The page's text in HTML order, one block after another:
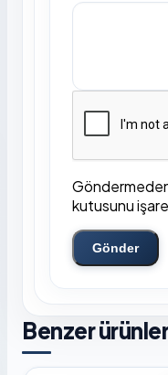
kutusunu
Gönder
Benzer